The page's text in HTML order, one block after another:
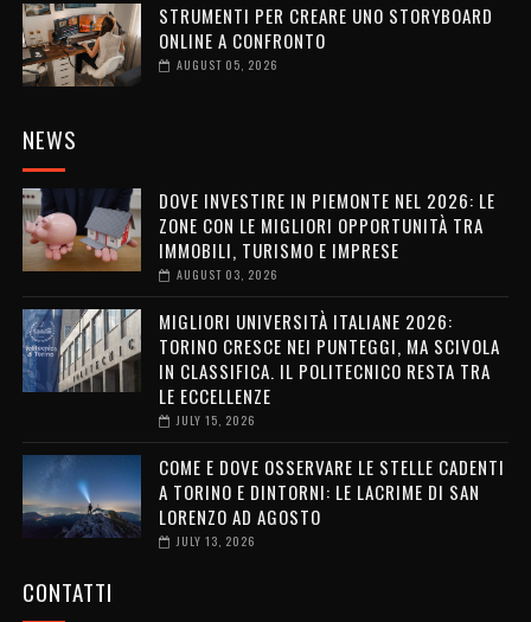
STRUMENTI PER CREARE UNO STORYBOARD
ONLINE A CONFRONTO
AUGUST 05, 2026
NEWS
DOVE INVESTIRE IN PIEMONTE NEL 2026: LE
ZONE CON LE MIGLIORI OPPORTUNITÀ TRA
IMMOBILI, TURISMO E IMPRESE
AUGUST 03, 2026
MIGLIORI UNIVERSITÀ ITALIANE 2026:
TORINO CRESCE NEI PUNTEGGI, MA SCIVOLA
IN CLASSIFICA. IL POLITECNICO RESTA TRA
LE ECCELLENZE
JULY 15, 2026
COME E DOVE OSSERVARE LE STELLE CADENTI
A TORINO E DINTORNI: LE LACRIME DI SAN
LORENZO AD AGOSTO
JULY 13, 2026
CONTATTI